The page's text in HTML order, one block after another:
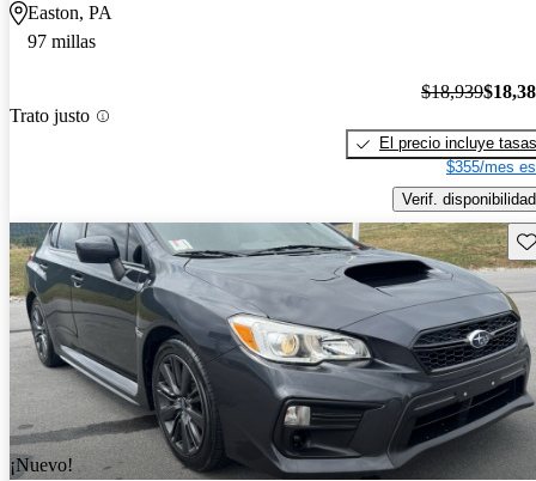
Easton, PA
97 millas
Trato justo
$18,939
El precio incluye tasas
$355/mes
Verif. disponibilidad
¡Nuevo!